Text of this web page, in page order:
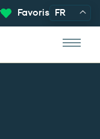
Favoris FR